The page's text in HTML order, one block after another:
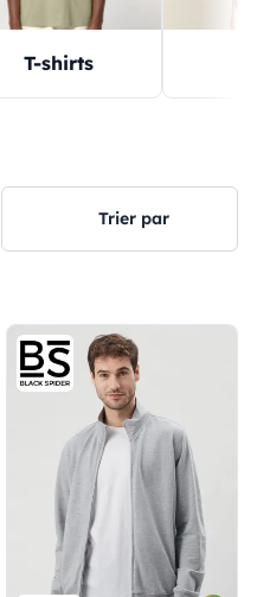
T-shirts
Trier par